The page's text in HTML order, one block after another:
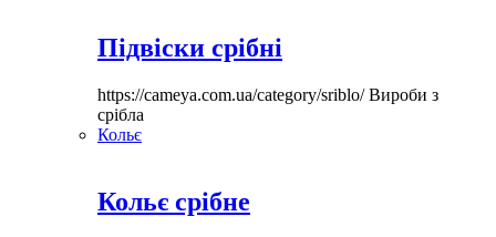
Підвіски срібні
https://cameya.com.ua/category/sriblo/Вироби з
срібла
Кольє
Кольє срібне